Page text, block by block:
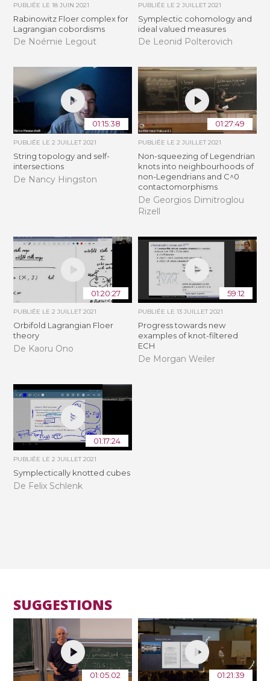
PUBLIÉE LE18 JUIN 2021
Rabinowitz Floer complex for
Lagrangian cobordisms
De Noémie Legout
PUBLIÉE LE 2 JUILLET 2021
Symplectic cohomology and
ideal valued measures
De Leonid Polterovich
01:15:38
PUBLIÉE LE2 JUILLET 2021
String topology and self-
intersections
De Nancy Hingston
01:27:49
PUBLIÉE LE 2 JUILLET 2021
Non-squeezing of Legendrian
knots into neighbourhoods of
non-Legendrians and C^0
contactomorphisms
De Georgios Dimitroglou
Rizell
01:20:27
PUBLIÉE LE2 JUILLET 2021
Orbifold Lagrangian Floer
theory
De Kaoru Ono
59:12
PUBLIÉE LE 13 JUILLET 2021
Progress towards new
examples of knot-filtered
ECH
De Morgan Weiler
01:17:24
PUBLIÉE LE2 JUILLET 2021
Symplectically knotted cubes
De Felix Schlenk
SUGGESTIONS
01:05:02 01:21:39